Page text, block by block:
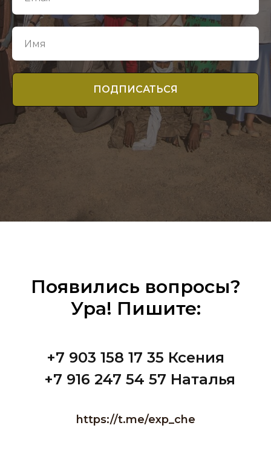
ПОДПИСАТЬСЯ
Появились вопросы?
Ура! Пишите:
+7 903 158 17 35 Ксения
+7 916 247 54 57 Наталья
https://t.me/exp_che